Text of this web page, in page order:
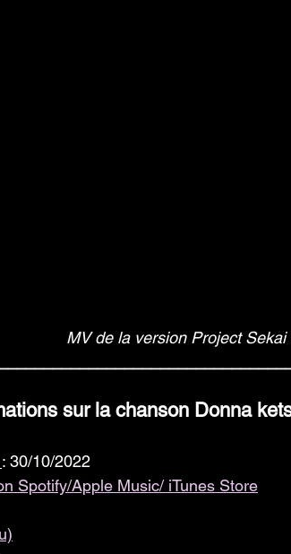
MV de la version Project
sur la chanson Donna
: 30/10/2022
Spotify/Apple Music/ iTunes Store